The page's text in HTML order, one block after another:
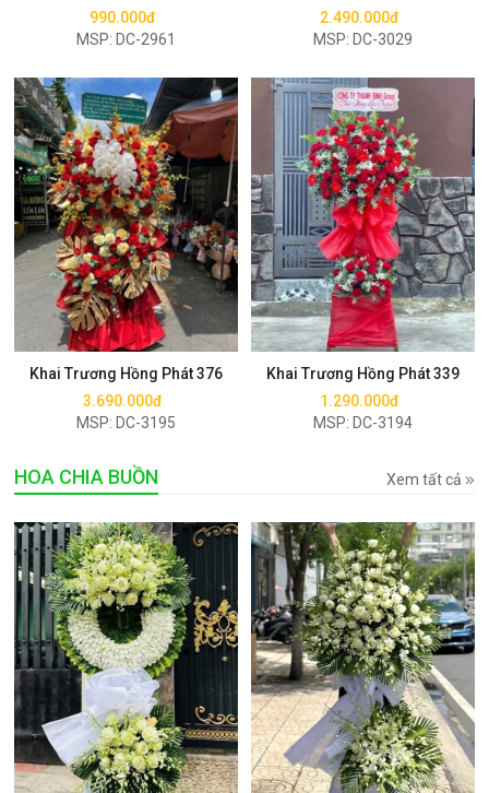
990.000đ
MSP: DC-2961
2.490.000đ
MSP: DC-3029
Khai Trương Hồng Phát 376
3.690.000đ
MSP: DC-3195
Mua ngay
Khai Trương Hồng Phát 339
1.290.000đ
MSP: DC-3194
Mua ngay
HOA CHIA BUỒN Xem tất cả
Mua ngay Mua ngay